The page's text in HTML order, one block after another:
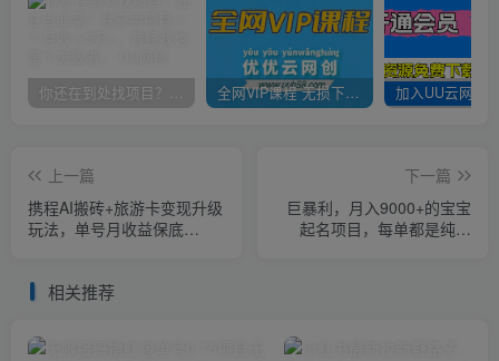
你还在到处找项目？还在当韭菜？我靠卖项目一个月收入5万+，曾经我也是个失败者。 全网VIP课程 无损下载~
上一篇
携程AI搬砖+旅游卡变现升级
玩法，单号月收益保底
下一篇
巨暴利，月入9000+的宝宝
起名项目，每单都是纯利
相关推荐